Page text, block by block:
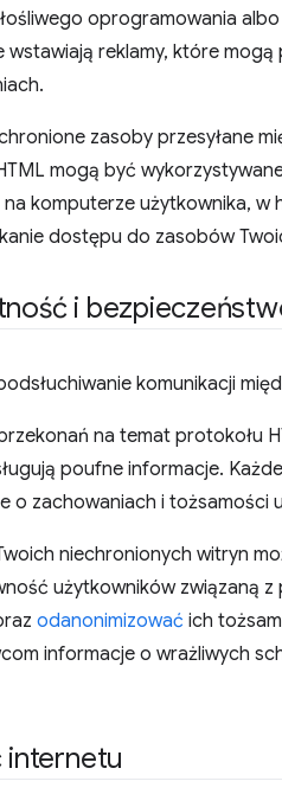
oprogramowania
reklamy, które
zasoby przesyłane
mogą być
komputerze użytkownika, w
dostępu do zasobów
i
komunikacji
na temat protokołu
poufne informacje.
o zachowaniach i tożsamości
niechronionych witryn
użytkowników związaną
odanonimizować ich
informacje o wrażliwych
internetu